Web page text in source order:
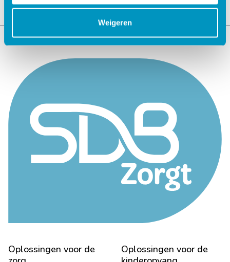
Weigeren
Oplossingen voor de
Oplossingen voor de